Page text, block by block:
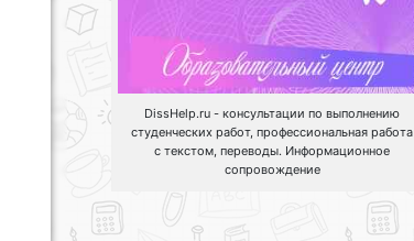
DissHelp.ru - консультации по выполнению
студенческих работ, профессиональная работа
с текстом, переводы. Информационное
сопровождение